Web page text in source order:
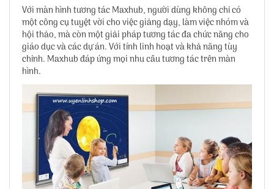
Với màn hình tương tác Maxhub, người dùng không chỉ có
một công cụ tuyệt vời cho việc giảng dạy, làm việc nhóm và
hội thảo, mà còn một giải pháp tương tác đa chức năng cho
giáo dục và các dự án. Với tính linh hoạt và khả năng tùy
chỉnh. Maxhub đáp ứng mọi nhu cầu tương tác trên màn
hình.